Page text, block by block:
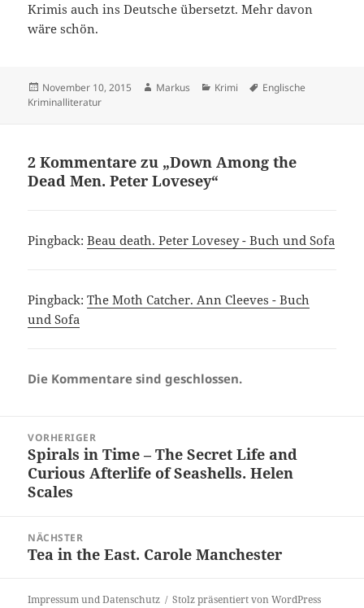
Krimis auch ins Deutsche übersetzt. Mehr davon
wäre schön.
Veröffentlicht
am
November 10, 2015 Autor
Markus Kategorien
Krimi Schlagwörter
Englische
Kriminalliteratur
2 Kommentare zu „Down Among the
Dead Men. Peter Lovesey“
Pingback:Beau death. Peter Lovesey - Buch und Sofa
Pingback:The Moth Catcher. Ann Cleeves - Buch
und Sofa
Die Kommentare sind geschlossen.
VORHERIGER
Vorheriger
Beitrag:
Spirals in Time – The Secret Life and
Curious Afterlife of Seashells. Helen
Scales
NÄCHSTER
Nächster
Tea in the East. Carole Manchester
Impressum und Datenschutz Stolz präsentiert von WordPress